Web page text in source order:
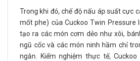
Trong khi đó, chế độ nấu áp suất cực
mốt phe) của Cuckoo Twin Pressure
tạo ra các món cơm dẻo như xôi,
ngũ cốc và các món ninh hầm chỉ
ngắn. Kiểm nghiệm thực tế,